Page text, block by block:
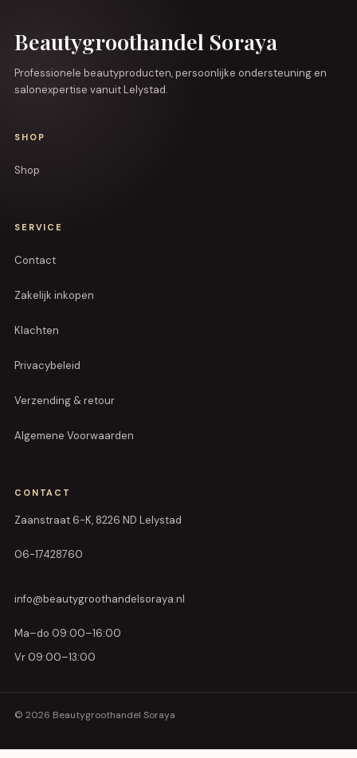
Beautygroothandel Soraya
Professionele beautyproducten, persoonlijke ondersteuning en
salonexpertise vanuit Lelystad.
SHOP
Shop
SERVICE
Contact
Zakelijk inkopen
Klachten
Privacybeleid
Verzending & retour
Algemene Voorwaarden
CONTACT
Zaanstraat 6-K, 8226 ND Lelystad
06-17428760
info@beautygroothandelsoraya.nl
Ma–do 09:00–16:00
Vr 09:00–13:00
© 2026 Beautygroothandel Soraya